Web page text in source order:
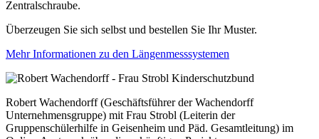
Zentralschraube.
Überzeugen Sie sich selbst und bestellen Sie Ihr Muster.
Mehr Informationen zu den Längenmesssystemen
Robert Wachendorff (Geschäftsführer der Wachendorff
Unternehmensgruppe) mit Frau Strobl (Leiterin der
Gruppenschülerhilfe in Geisenheim und Päd. Gesamtleitung) im